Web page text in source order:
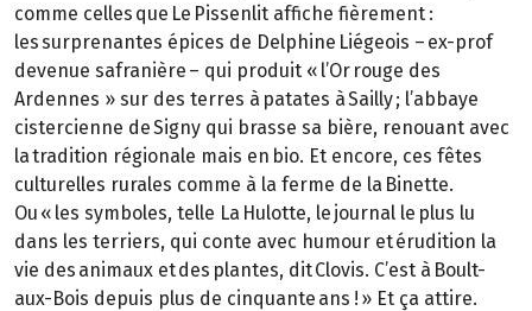
comme celles que Le Pissenlit affiche fièrement :
les surprenantes épices de Delphine Liégeois – ex-prof
devenue safranière – qui produit « l’Or rouge des
Ardennes » sur des terres à patates à Sailly ; l’abbaye
cistercienne de Signy qui brasse sa bière, renouant avec
la tradition régionale mais en bio. Et encore, ces fêtes
culturelles rurales comme à la ferme de la Binette.
Ou « les symboles, telle La Hulotte, le journal le plus lu
dans les terriers, qui conte avec humour et érudition la
vie des animaux et des plantes, dit Clovis. C’est à Boult-
aux-Bois depuis plus de cinquante ans ! » Et ça attire.